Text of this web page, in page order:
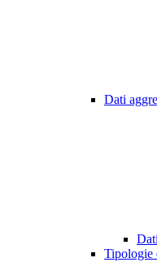
Dati
Tipologie